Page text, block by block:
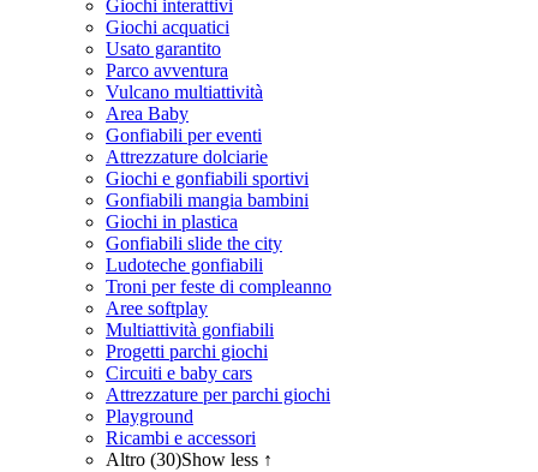
Giochi interattivi
Giochi acquatici
Usato garantito
Parco avventura
Vulcano multiattività
Area Baby
Gonfiabili per eventi
Attrezzature dolciarie
Giochi e gonfiabili sportivi
Gonfiabili mangia bambini
Giochi in plastica
Gonfiabili slide the city
Ludoteche gonfiabili
Troni per feste di compleanno
Aree softplay
Multiattività gonfiabili
Progetti parchi giochi
Circuiti e baby cars
Attrezzature per parchi giochi
Playground
Ricambi e accessori
Altro (30)Show less ↑